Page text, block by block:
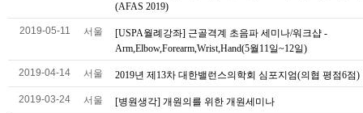
(AFAS 2019)
2019-05-11 서울
[USPA월례강좌] 근골격계 초음파 세미나/워크샵 -
Arm,Elbow,Forearm,Wrist,Hand(5월11일~12일)
2019-04-14 서울 2019년 제13차 대한밸런스의학회 심포지엄(의협 평점6점)
2019-03-24 서울 [병원생각] 개원의를 위한 개원세미나